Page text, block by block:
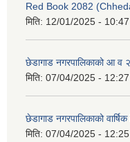
Red Book 2082
मिति: 12/01/2025 - 10:47
छेडागाड नगरपालिकाको आ
मिति: 07/04/2025 - 12:27
छेडागाड नगरपालिकाको
मिति: 07/04/2025 - 12:25